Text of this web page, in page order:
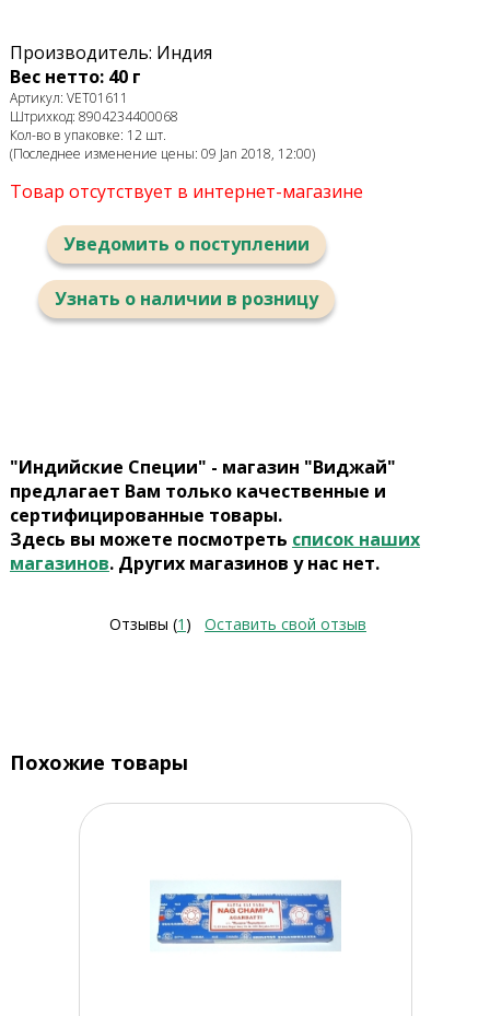
Производитель: Индия
Вес нетто: 40 г
Артикул: VET01611
Штрихкод: 8904234400068
Кол-во в упаковке: 12 шт.
(Последнее изменение цены: 09 Jan 2018, 12:00)
Товар отсутствует в интернет-магазине
Уведомить о поступлении
Узнать о наличии в розницу
"Индийские Специи" - магазин "Виджай"
предлагает Вам только качественные и
сертифицированные товары.
Здесь вы можете посмотреть список наших
магазинов. Других магазинов у нас нет.
Отзывы (1 ) Оставить свой отзыв
Похожие товары